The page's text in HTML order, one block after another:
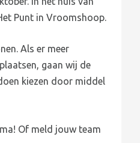
Punt in Vroomshoop.
Als er meer
gaan wij de
kiezen door middel
! Of meld jouw team